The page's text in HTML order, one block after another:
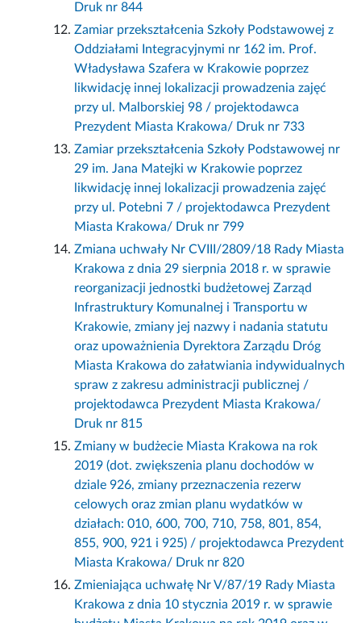
Druk nr 844
Zamiar przekształcenia Szkoły Podstawowej z
Oddziałami Integracyjnymi nr 162 im. Prof.
Władysława Szafera w Krakowie poprzez
likwidację innej lokalizacji prowadzenia zajęć
przy ul. Malborskiej 98 / projektodawca
Prezydent Miasta Krakowa/ Druk nr 733
Zamiar przekształcenia Szkoły Podstawowej nr
29 im. Jana Matejki w Krakowie poprzez
likwidację innej lokalizacji prowadzenia zajęć
przy ul. Potebni 7 / projektodawca Prezydent
Miasta Krakowa/ Druk nr 799
Zmiana uchwały Nr CVIII/2809/18 Rady Miasta
Krakowa z dnia 29 sierpnia 2018 r. w sprawie
reorganizacji jednostki budżetowej Zarząd
Infrastruktury Komunalnej i Transportu w
Krakowie, zmiany jej nazwy i nadania statutu
oraz upoważnienia Dyrektora Zarządu Dróg
Miasta Krakowa do załatwiania indywidualnych
spraw z zakresu administracji publicznej /
projektodawca Prezydent Miasta Krakowa/
Druk nr 815
Zmiany w budżecie Miasta Krakowa na rok
2019 (dot. zwiększenia planu dochodów w
dziale 926, zmiany przeznaczenia rezerw
celowych oraz zmian planu wydatków w
działach: 010, 600, 700, 710, 758, 801, 854,
855, 900, 921 i 925) / projektodawca Prezydent
Miasta Krakowa/ Druk nr 820
Zmieniająca uchwałę Nr V/87/19 Rady Miasta
Krakowa z dnia 10 stycznia 2019 r. w sprawie